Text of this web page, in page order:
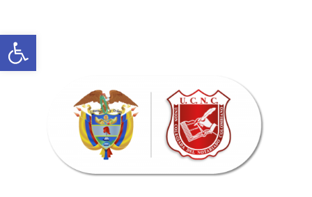
Abrir barra de herramientas